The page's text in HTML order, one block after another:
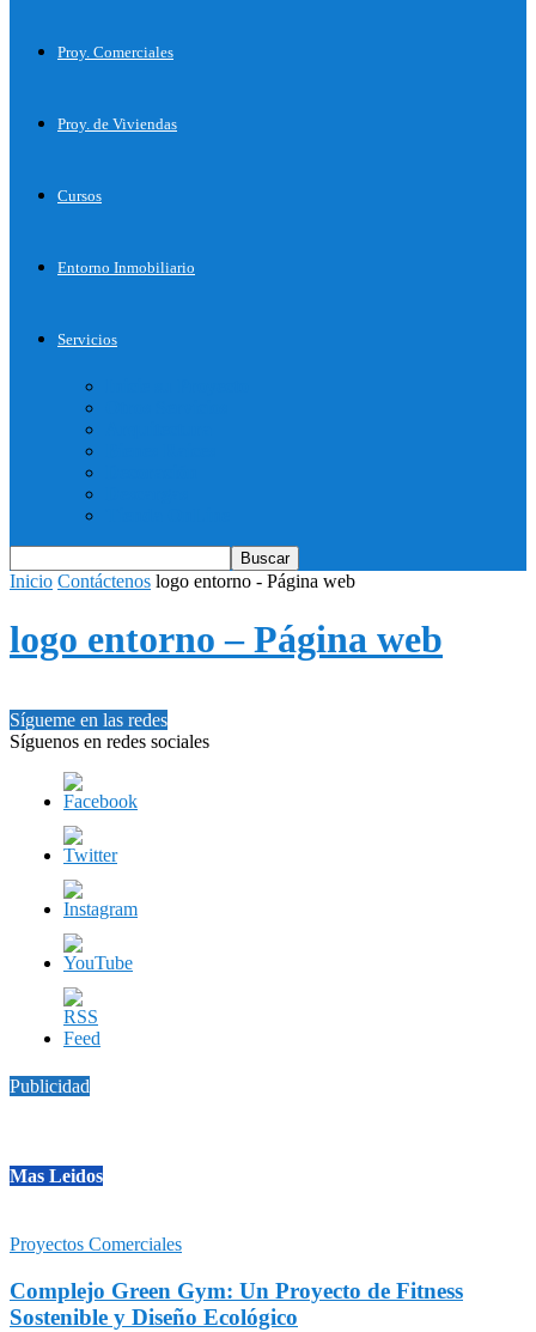
Proy. Comerciales
Proy. de Viviendas
Cursos
Entorno Inmobiliario
Servicios
Inicio Contáctenos logo entorno - Página web
logo entorno – Página web
Sígueme en las redes
Síguenos en redes sociales
Publicidad
Mas Leidos
Proyectos Comerciales
Complejo Green Gym: Un Proyecto de Fitness
Sostenible y Diseño Ecológico